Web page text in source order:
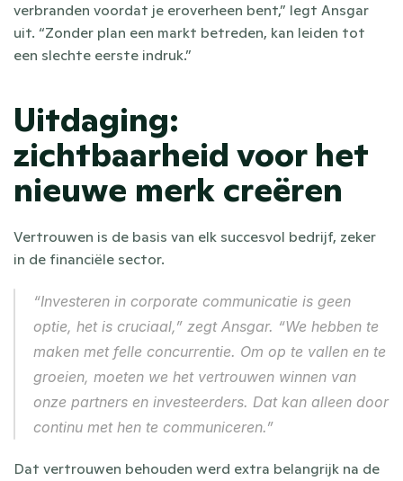
verbranden voordat je eroverheen bent,” legt Ansgar
uit. “Zonder plan een markt betreden, kan leiden tot
een slechte eerste indruk.”
Uitdaging:
zichtbaarheid voor het
nieuwe merk creëren
Vertrouwen is de basis van elk succesvol bedrijf, zeker
in de financiële sector.
“Investeren in corporate communicatie is geen
optie, het is cruciaal,” zegt Ansgar. “We hebben te
maken met felle concurrentie. Om op te vallen en te
groeien, moeten we het vertrouwen winnen van
onze partners en investeerders. Dat kan alleen door
continu met hen te communiceren.”
Dat vertrouwen behouden werd extra belangrijk na de